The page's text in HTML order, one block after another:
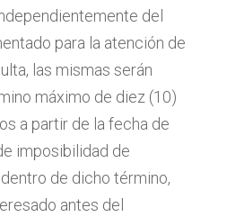
del
para la atención de
las mismas serán
máximo de diez (10)
a partir de la fecha de
imposibilidad de
de dicho término,
antes del